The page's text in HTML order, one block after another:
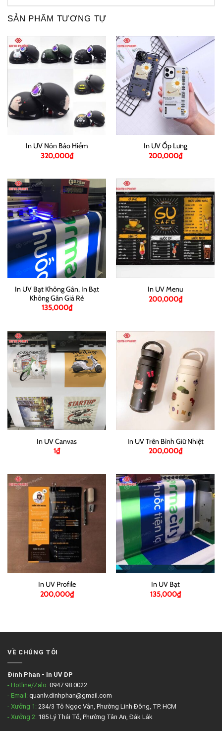
SẢN PHẨM TƯƠNG TỰ
In UV Nón Bảo Hiểm
320,000₫
In UV Ốp Lưng
200,000₫
In UV Bạt Không Gân, In Bạt
Không Gân Giá Rẻ
135,000₫
In UV Menu
200,000₫
In UV Canvas
1₫
In UV Trên Bình Giữ Nhiệt
200,000₫
In UV Profile
200,000₫
In UV Bạt
135,000₫
VỀ CHÚNG TÔI
Đinh Phan - In UV DP
- Hotline/Zalo: 0947.98.0022
- Email: quanlv.dinhphan@gmail.com
- Xưởng 1: 234/3 Tô Ngọc Vân, Phường Linh Đông, TP. HCM
- Xưởng 2: 185 Lý Thái Tổ, Phường Tân An, Đắk Lắk